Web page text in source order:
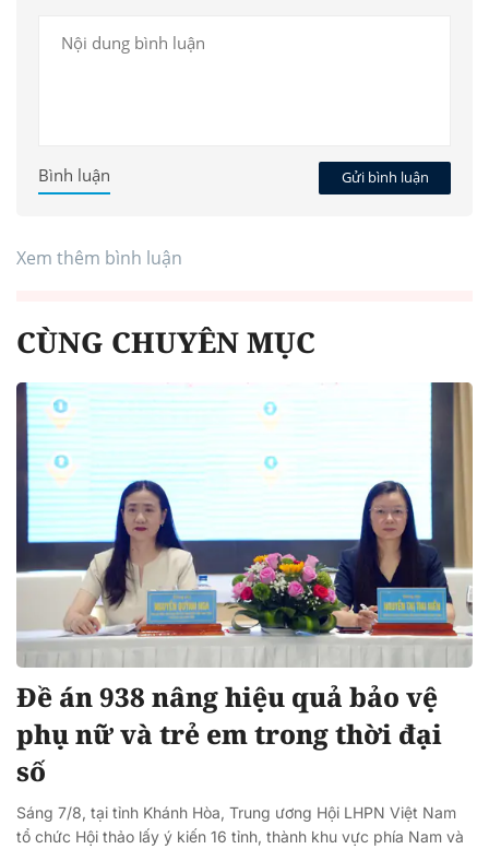
Gửi bình luận
Bình luận
Xem thêm bình luận
CÙNG CHUYÊN MỤC
Đề án 938 nâng hiệu quả bảo vệ
phụ nữ và trẻ em trong thời đại
số
Sáng 7/8, tại tỉnh Khánh Hòa, Trung ương Hội LHPN Việt Nam
tổ chức Hội thảo lấy ý kiến 16 tỉnh, thành khu vực phía Nam và